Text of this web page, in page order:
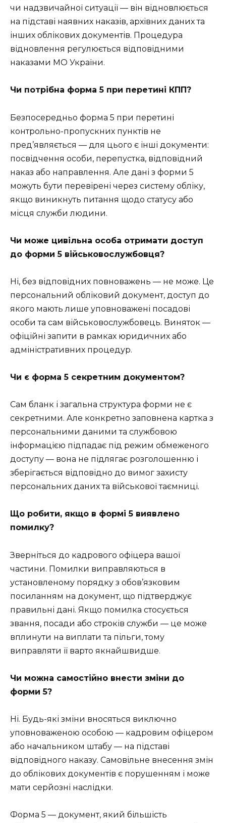
чи надзвичайної ситуації — він відновлюється
на підставі наявних наказів, архівних даних та
інших облікових документів. Процедура
відновлення регулюється відповідними
наказами МО України.
Чи потрібна форма 5 при перетині КПП?
Безпосередньо форма 5 при перетині
контрольно-пропускних пунктів не
пред’являється — для цього є інші документи:
посвідчення особи, перепустка, відповідний
наказ або направлення. Але дані з форми 5
можуть бути перевірені через систему обліку,
якщо виникнуть питання щодо статусу або
місця служби людини.
Чи може цивільна особа отримати доступ
до форми 5 військовослужбовця?
Ні, без відповідних повноважень — не може. Це
персональний обліковий документ, доступ до
якого мають лише уповноважені посадові
особи та сам військовослужбовець. Виняток —
офіційні запити в рамках юридичних або
адміністративних процедур.
Чи є форма 5 секретним документом?
Сам бланк і загальна структура форми не є
секретними. Але конкретно заповнена картка з
персональними даними та службовою
інформацією підпадає під режим обмеженого
доступу — вона не підлягає розголошенню і
зберігається відповідно до вимог захисту
персональних даних та військової таємниці.
Що робити, якщо в формі 5 виявлено
помилку?
Зверніться до кадрового офіцера вашої
частини. Помилки виправляються в
установленому порядку з обов’язковим
посиланням на документ, що підтверджує
правильні дані. Якщо помилка стосується
звання, посади або строків служби — це може
вплинути на виплати та пільги, тому
виправляти її варто якнайшвидше.
Чи можна самостійно внести зміни до
форми 5?
Ні. Будь-які зміни вносяться виключно
уповноваженою особою — кадровим офіцером
або начальником штабу — на підставі
відповідного наказу. Самовільне внесення змін
до облікових документів є порушенням і може
мати серйозні наслідки.
Форма 5 — документ, який більшість